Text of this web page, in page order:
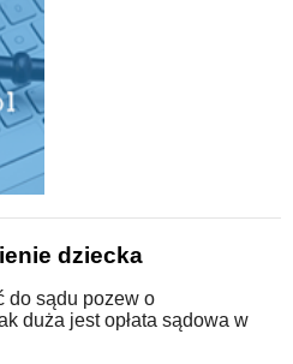
dziecka
do sądu pozew o
duża jest opłata sądowa w